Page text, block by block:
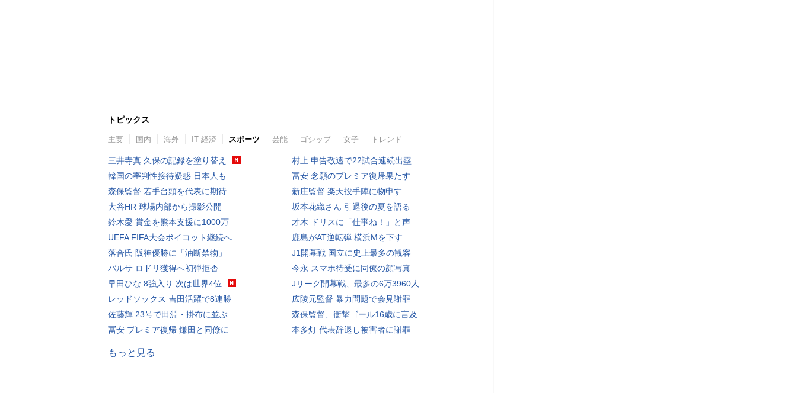
トピックス
主要 国内 海外 IT 経済 スポーツ 芸能 ゴシップ 女子 トレンド
三井寺真 久保の記録を塗り替え
韓国の審判性接待疑惑 日本人も
森保監督 若手台頭を代表に期待
大谷HR 球場内部から撮影公開
鈴木愛 賞金を熊本支援に1000万
UEFA FIFA大会ボイコット継続へ
落合氏 阪神優勝に「油断禁物」
バルサ ロドリ獲得へ初弾拒否
早田ひな 8強入り 次は世界4位
レッドソックス 吉田活躍で8連勝
佐藤輝 23号で田淵・掛布に並ぶ
冨安 プレミア復帰 鎌田と同僚に
村上 申告敬遠で22試合連続出塁
冨安 念願のプレミア復帰果たす
新庄監督 楽天投手陣に物申す
坂本花織さん 引退後の夏を語る
才木 ドリスに「仕事ね！」と声
鹿島がAT逆転弾 横浜Mを下す
J1開幕戦 国立に史上最多の観客
今永 スマホ待受に同僚の顔写真
Jリーグ開幕戦、最多の6万3960人
広陵元監督 暴力問題で会見謝罪
森保監督、衝撃ゴール16歳に言及
本多灯 代表辞退し被害者に謝罪
もっと見る